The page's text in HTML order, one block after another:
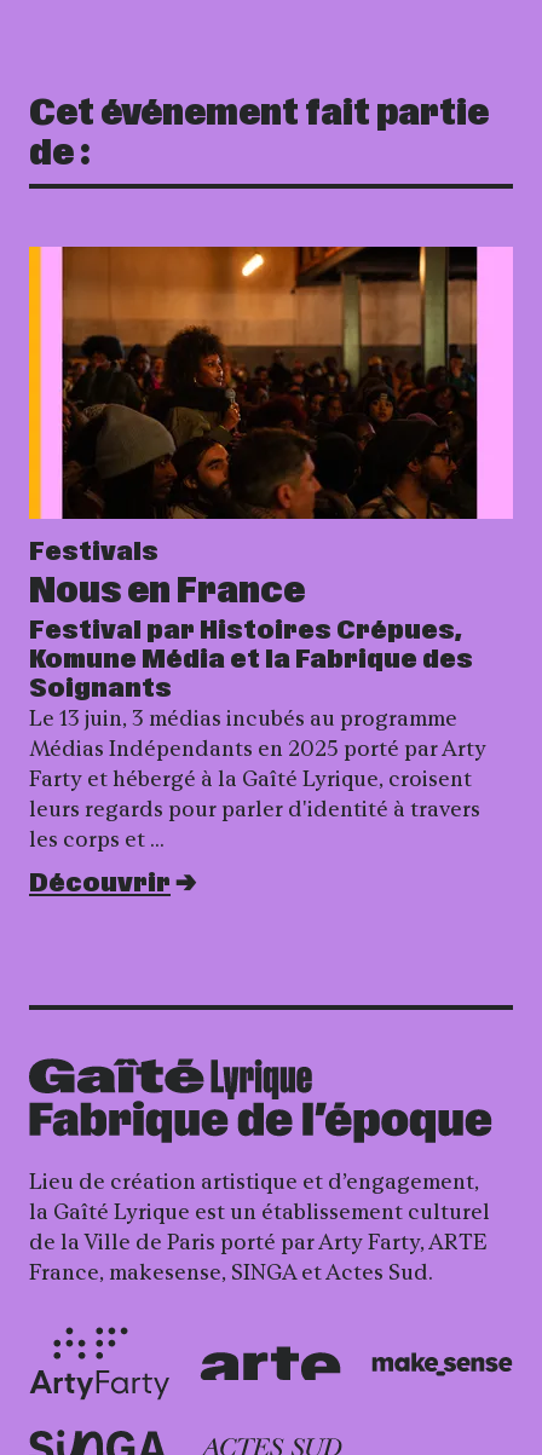
Cet événement fait partie
de :
Nous en France
Festival par Histoires Crépues,
Komune Média et la Fabrique des
Soignants
Le 13 juin, 3 médias incubés au programme
Médias Indépendants en 2025 porté par Arty
Farty et hébergé à la Gaîté Lyrique, croisent
leurs regards pour parler d'identité à travers
les corps et …
Festivals
Découvrir
Lieu de création artistique et d’engagement,
la Gaîté Lyrique est un établissement culturel
de la Ville de Paris porté par Arty Farty, ARTE
France, makesense, SINGA et Actes Sud.